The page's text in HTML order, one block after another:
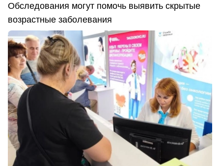
Обследования могут помочь выявить скрытые
возрастные заболевания